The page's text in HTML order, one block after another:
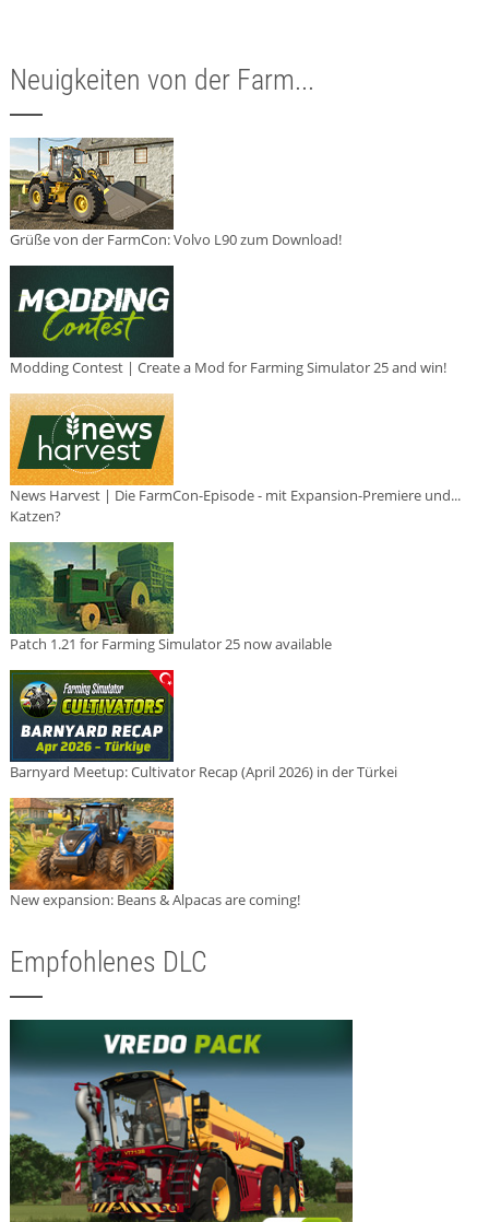
Neuigkeiten von der Farm...
Grüße von der FarmCon: Volvo L90 zum Download!
Modding Contest | Create a Mod for Farming Simulator 25 and win!
News Harvest | Die FarmCon-Episode - mit Expansion-Premiere und...
Katzen?
Patch 1.21 for Farming Simulator 25 now available
Barnyard Meetup: Cultivator Recap (April 2026) in der Türkei
New expansion: Beans & Alpacas are coming!
Empfohlenes DLC